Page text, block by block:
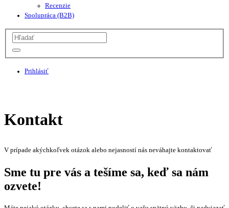
Recenzie
Spolupráca (B2B)
Prihlásiť
Kontakt
V prípade akýchkoľvek otázok alebo nejasností nás neváhajte kontaktovať
Sme tu pre vás a tešíme sa, keď sa nám
ozvete!